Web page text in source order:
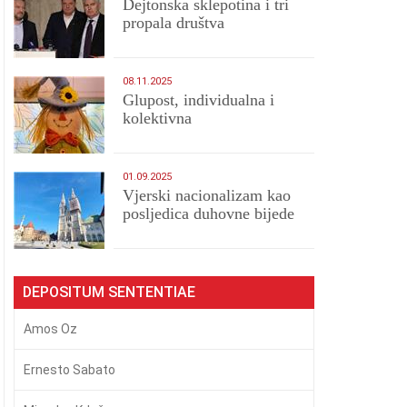
Dejtonska sklepotina i tri
propala društva
08.11.2025
Glupost, individualna i
kolektivna
01.09.2025
​Vjerski nacionalizam kao
posljedica duhovne bijede
DEPOSITUM SENTENTIAE
Amos Oz
Ernesto Sabato